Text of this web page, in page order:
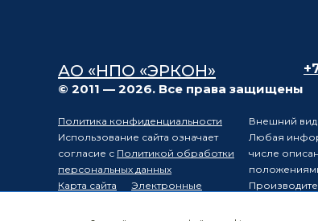
АО «НПО «ЭРКОН»
© 2011 — 2026. Все права защищены
Политика конфиденциальности
Использование сайта означает
согласие с Политикой обработки
персональных данных
Карта сайта
Электронные
Внешний вид
Любая
числе